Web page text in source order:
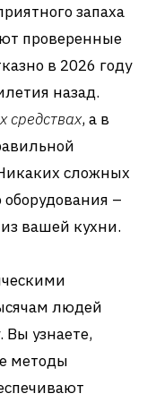
запаха
проверенные
в 2026 году
назад.
средствах, а в
сложных
–
вашей кухни.
людей
Вы узнаете,
методы